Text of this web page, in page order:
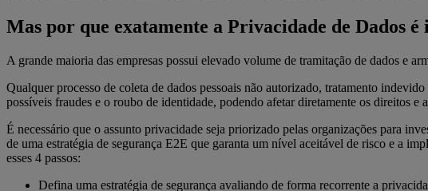
Mas por que exatamente a Privacidade de Dados
A grande maioria das empresas possui elevado volume de tramitação de dados e
Qualquer processo de coleta de dados pessoais não autorizado, tratamento
possíveis fraudes e o roubo de identidade, podendo afetar diretamente os direitos e
É necessário que o assunto privacidade seja priorizado pelas organizações para
de uma estratégia de segurança E2E que garanta um nível aceitável de risco e a
esses 4 passos:
Defina uma estratégia de segurança avaliando de forma recorrente a